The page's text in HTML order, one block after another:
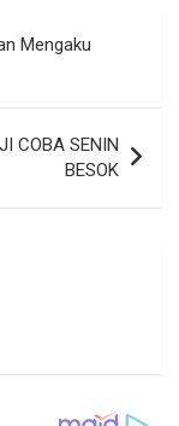
Mengaku
COBA SENIN
BESOK